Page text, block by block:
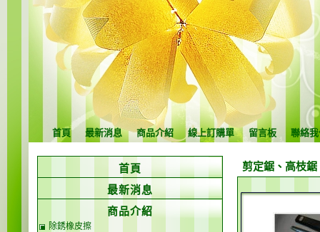
首頁 最新消息 商品介紹 線上訂購單 留言板 聯絡
剪定鋸、高枝鋸
首頁
最新消息
商品介紹
除銹橡皮擦